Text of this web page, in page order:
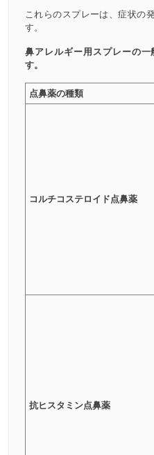
これらのスプレーは、症状の
す。
鼻アレルギー用スプレーの
す。
点鼻薬の種類
コルチコステロイド点鼻薬
抗ヒスタミン点鼻薬